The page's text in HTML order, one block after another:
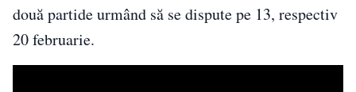
două partide urmând să se dispute pe 13, respectiv
20 februarie.